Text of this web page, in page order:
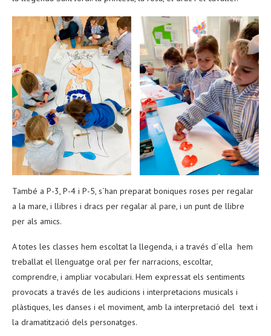
També a P-3, P-4 i P-5, s´han preparat boniques roses per regalar
a la mare, i llibres i dracs per regalar al pare, i un punt de llibre
per als amics.
A totes les classes hem escoltat la llegenda, i a través d´ella hem
treballat el llenguatge oral per fer narracions, escoltar,
comprendre, i ampliar vocabulari. Hem expressat els sentiments
provocats a través de les audicions i interpretacions musicals i
plàstiques, les danses i el moviment, amb la interpretació del text i
la dramatització dels personatges.